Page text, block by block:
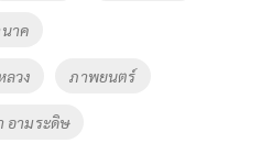
าค
วง ภาพยนตร์
อามระดิษ